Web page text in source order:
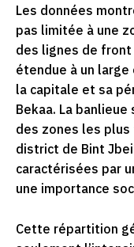
Les données
pas limitée à une
des lignes de
étendue à un
la capitale et sa
Bekaa. La
des zones les plus
district de Bint
caractérisées par
une importance
Cette répartition